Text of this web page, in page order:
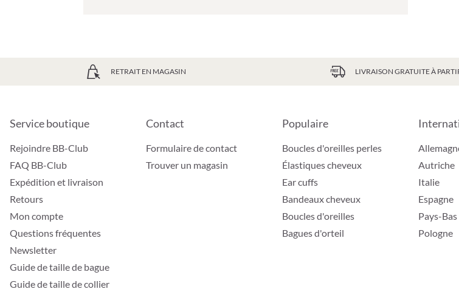
RETRAIT EN MAGASIN LIVRAISON GRATUITE À
Service boutique
Rejoindre BB-Club
FAQ BB-Club
Expédition et livraison
Retours
Mon compte
Questions fréquentes
Newsletter
Guide de taille de bague
Guide de taille de collier
Contact
Formulaire de contact
Trouver un magasin
Populaire
Boucles d'oreilles perles
Élastiques cheveux
Ear cuffs
Bandeaux cheveux
Boucles d'oreilles
Bagues d'orteil
Autriche
Italie
Espagne
Pays-Bas
Pologne